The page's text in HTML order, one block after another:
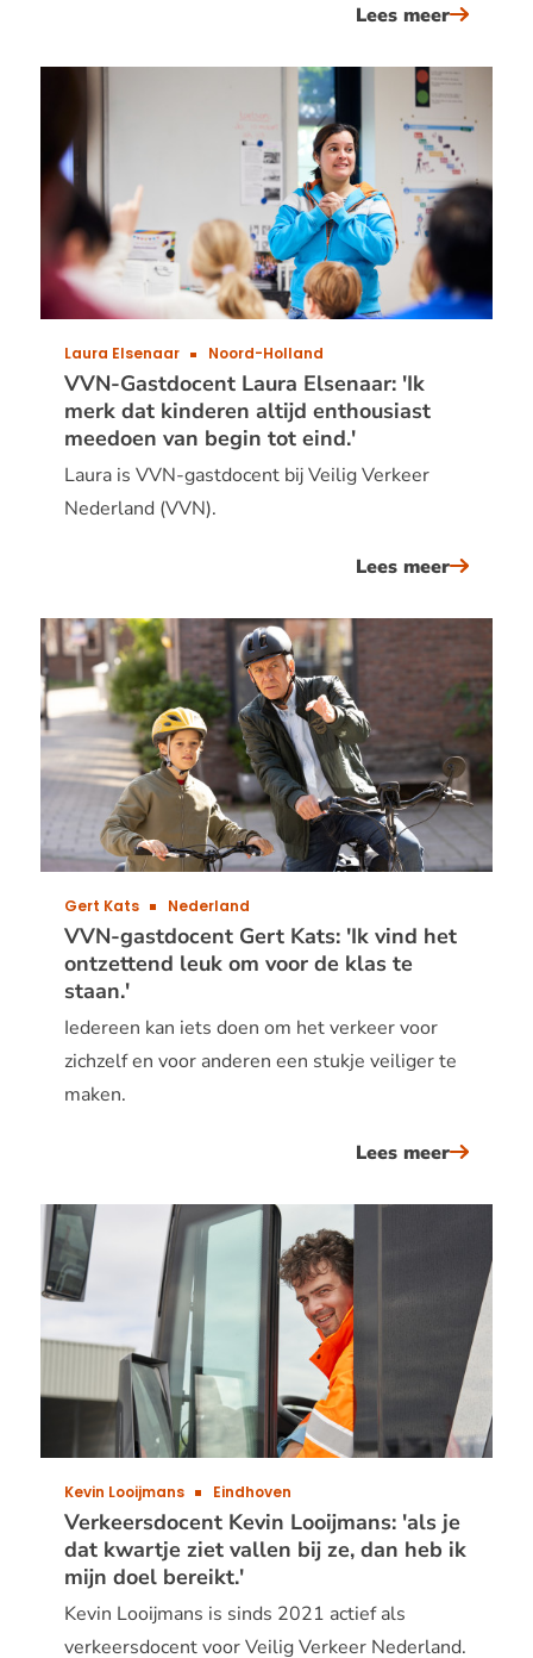
Lees meerover
van
zwieten:
goed
blijven
in
het
VVN-Gastdocent Laura Elsenaar: 'Ik
merk dat kinderen altijd enthousiast
meedoen van begin tot eind.'
Laura Elsenaar Noord-Holland
Laura is VVN-gastdocent bij Veilig Verkeer
Nederland (VVN).
Lees meerover
laura
&#039;ik
merk
dat
kinderen
altijd
VVN-gastdocent Gert Kats: 'Ik vind het
ontzettend leuk om voor de klas te
staan.'
Gert Kats Nederland
Iedereen kan iets doen om het verkeer voor
zichzelf en voor anderen een stukje veiliger te
maken.
Lees meerover
kats:
&#039;ik
vind
het
leuk
voor
de
Verkeersdocent Kevin Looijmans: 'als je
dat kwartje ziet vallen bij ze, dan heb ik
mijn doel bereikt.'
Kevin Looijmans Eindhoven
Kevin Looijmans is sinds 2021 actief als
verkeersdocent voor Veilig Verkeer Nederland.